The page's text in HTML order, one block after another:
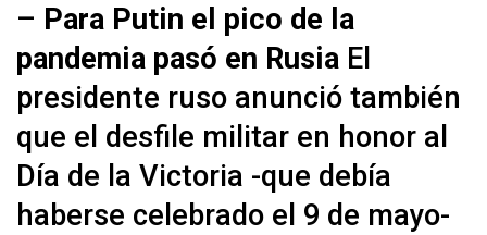
– Para Putin el pico de la
pandemia pasó en Rusia El
presidente ruso anunció también
que el desfile militar en honor al
Día de la Victoria -que debía
haberse celebrado el 9 de mayo-